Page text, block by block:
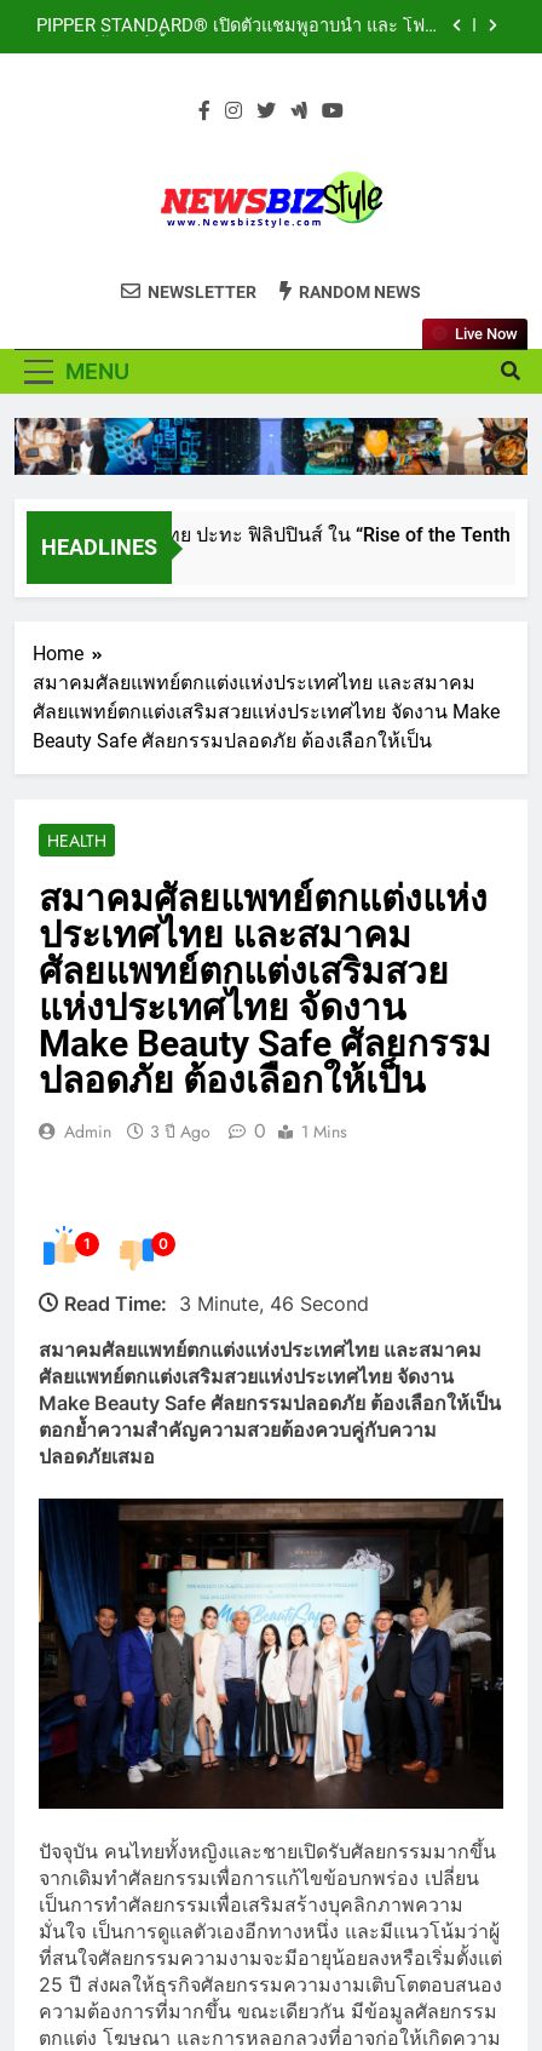
Residue” เลียขนได้ ปลอดภัย ไร้สารตกค้าง
LORDNINE จัดศึกคนดังสายเกม ไทย ปะทะ ฟิลิปปินส์
ปล่อยแผนประกัน “GEN U INTER” ยกระดับความ
คุ้มครองค่ารักษาเจ็บป่วย-อุบัติเหตุสูงสุด 5 ล้าน มีแผน
เป็นผู้นำด้านสถาบันการศึกษา ที่มุ่งมั่น พร้อมพัฒนา
และปรับปรุงอย่างต่อเนื่อง
PIPPER STANDARD® เปิดตัวแชมพูอาบน้ำ และ โฟม
อาบแห้งสัตว์เลี้ยง ชูนวัตกรรมพลังธรรมชาติ “Zero-
Residue” เลียขนได้ ปลอดภัย ไร้สารตกค้าง
NEWSBIZSTYLE
Business
NEWSLETTER RANDOM NEWS
MENU
Live Now
HEADLINES LORDNINE จัดศึกคนดังสายเกม ไทย ปะทะ ฟิลิป
Home
สมาคมศัลยแพทย์ตกแต่งแห่งประเทศไทย และสมาคม
ศัลยแพทย์ตกแต่งเสริมสวยแห่งประเทศไทย จัดงาน Make
Beauty Safe ศัลยกรรมปลอดภัย ต้องเลือกให้เป็น
HEALTH
สมาคมศัลยแพทย์ตกแต่งแห่ง
ประเทศไทย และสมาคม
ศัลยแพทย์ตกแต่งเสริมสวย
แห่งประเทศไทย จัดงาน
Make Beauty Safe ศัลยกรรม
ปลอดภัย ต้องเลือกให้เป็น
Admin 3 ปี Ago 0 1 Mins
1 0
Read Time: 3 Minute, 46 Second
สมาคมศัลยแพทย์ตกแต่งแห่งประเทศไทย และสมาคม
ศัลยแพทย์ตกแต่งเสริมสวยแห่งประเทศไทย จัดงาน
Make Beauty Safe ศัลยกรรมปลอดภัย ต้องเลือกให้เป็น
ตอกย้ำความสำคัญความสวยต้องควบคู่กับความ
ปลอดภัยเสมอ
ปัจจุบัน คนไทยทั้งหญิงและชายเปิดรับศัลยกรรมมากขึ้น
จากเดิมทำศัลยกรรมเพื่อการแก้ไขข้อบกพร่อง เปลี่ยน
เป็นการทำศัลยกรรมเพื่อเสริมสร้างบุคลิกภาพความ
มั่นใจ เป็นการดูแลตัวเองอีกทางหนึ่ง และมีแนวโน้มว่าผู้
ที่สนใจศัลยกรรมความงามจะมีอายุน้อยลงหรือเริ่มตั้งแต่
25 ปี ส่งผลให้ธุรกิจศัลยกรรมความงามเติบโตตอบสนอง
ความต้องการที่มากขึ้น ขณะเดียวกัน มีข้อมูลศัลยกรรม
ตกแต่ง โฆษณา และการหลอกลวงที่อาจก่อให้เกิดความ